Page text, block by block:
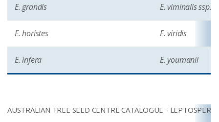
E. grandis E. viminalis ssp.
E. horistes E. viridis
E. infera E. youmanii
AUSTRALIAN TREE SEED CENTRE CATALOGUE -